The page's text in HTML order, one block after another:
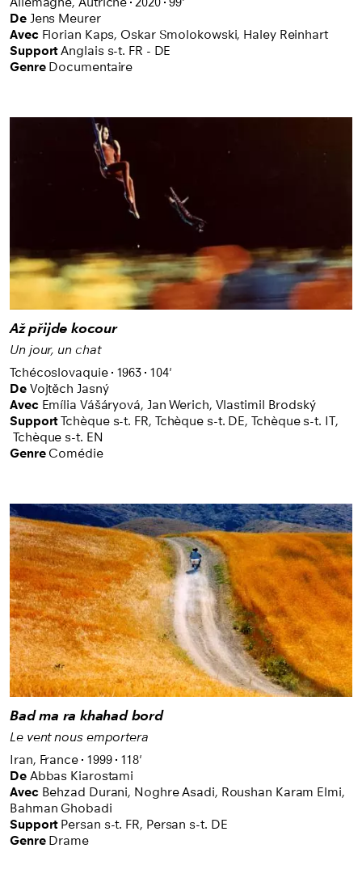
De Jens Meurer
Avec Florian Kaps, Oskar Smolokowski, Haley Reinhart
Support Anglais s-t. FR - DE
Genre Documentaire
Až přijde kocour
Un jour, un chat
Tchécoslovaquie
1963 104'
De Vojtěch Jasný
Avec Emília Vášáryová, Jan Werich, Vlastimil Brodský
Support Tchèque s-t. FR, Tchèque s-t. DE, Tchèque s-t. IT,
Tchèque s-t. EN
Genre Comédie
Bad ma ra khahad bord
Le vent nous emportera
Iran, France 1999
118'
De Abbas Kiarostami
Avec Behzad Durani, Noghre Asadi, Roushan Karam Elmi,
Bahman Ghobadi
Support Persan s-t. FR, Persan s-t. DE
Genre Drame